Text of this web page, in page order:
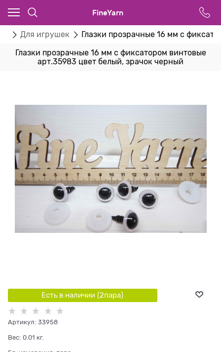
FineYarn
Для игрушек Глазки прозрачные 16 мм с
Глазки прозрачные 16 мм с фиксатором винтовые
арт.35983 цвет белый, зрачок черный
Есть в наличии (2пара)
Артикул: 33958
Вес: 0.01 кг.